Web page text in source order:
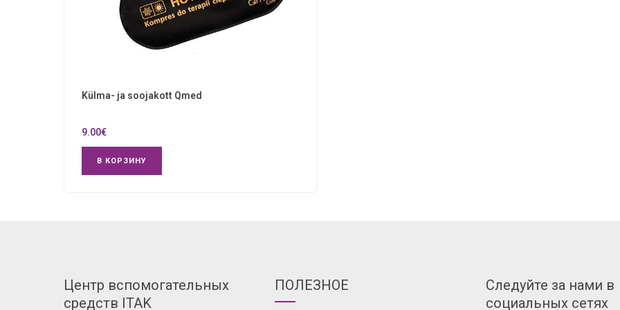
Külma- ja soojakott Qmed
9.00€
В КОРЗИНУ
Центр вспомогательных
средств ITAK
ПОЛЕЗНOE
Следуйте за нами в
социальных сетях